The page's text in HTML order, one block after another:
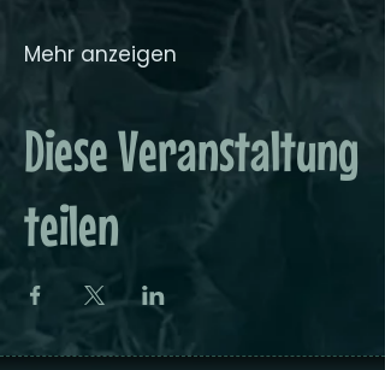
Mehr anzeigen
Diese Veranstaltung
teilen